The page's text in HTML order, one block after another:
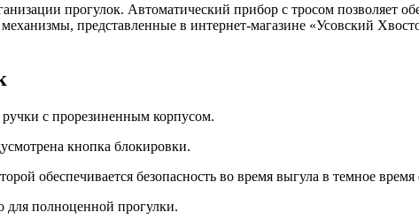
прогулок. Автоматический прибор с тросом позволяет
представленные в интернет-магазине «Усовский
с прорезиненным корпусом.
кнопка блокировки.
обеспечивается безопасность во время выгула в темное время
для полноценной прогулки.